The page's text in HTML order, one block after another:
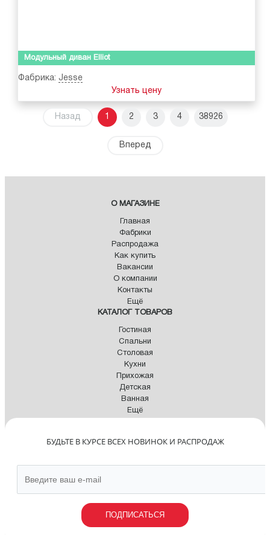
Модульный диван Elliot
Фабрика: Jesse
Узнать цену
Назад 1 2 3 4 38926
Вперед
О МАГАЗИНЕ
Главная
Фабрики
Распродажа
Как купить
Вакансии
О компании
Контакты
Ещё
КАТАЛОГ ТОВАРОВ
Гостиная
Спальни
Столовая
Кухни
Прихожая
Детская
Ванная
Ещё
БУДЬТЕ В КУРСЕ ВСЕХ НОВИНОК И РАСПРОДАЖ
ПОДПИСАТЬСЯ